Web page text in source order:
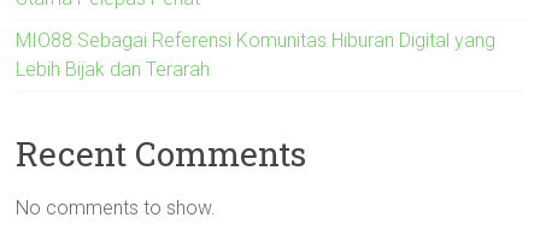
MIO88 Sebagai Referensi Komunitas Hiburan Digital yang
Lebih Bijak dan Terarah
Recent Comments
No comments to show.